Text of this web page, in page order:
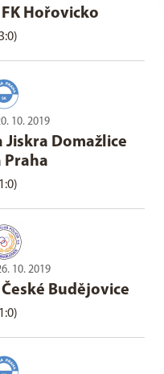
FK Hořovicko
10. 2019
Domažlice
Praha
10. 2019
České Budějovice